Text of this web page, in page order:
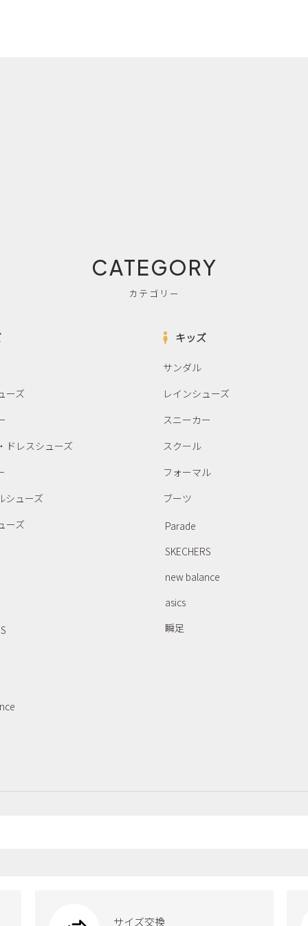
CATEGORY
カテゴリー
ーズ
ドレスシューズ
シューズ
ーズ
キッズ
サンダル
レインシューズ
スニーカー
スクール
フォーマル
ブーツ
Parade
SKECHERS
new balance
asics
瞬足
サイズ交換